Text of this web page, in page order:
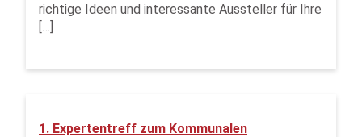
richtige Ideen und interessante Aussteller für Ihre
[…]
1. Expertentreff zum Kommunalen